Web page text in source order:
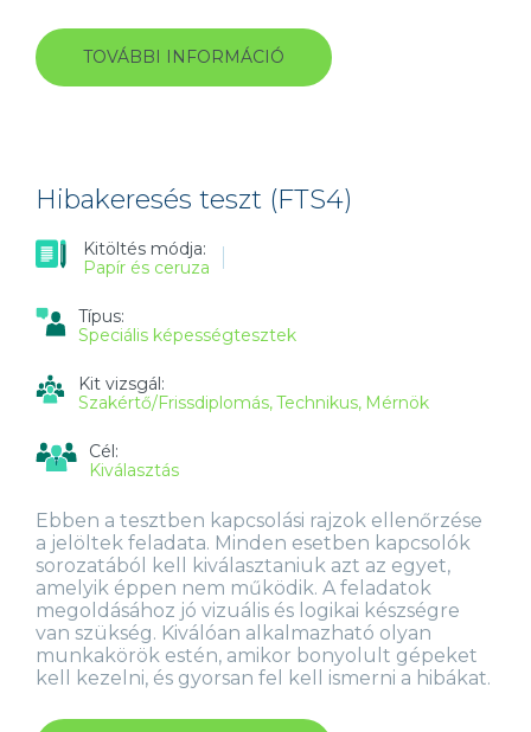
TOVÁBBI INFORMÁCIÓ UTASÍTÁSOK
KÖVETÉSE
Hibakeresés teszt (FTS4)
Kitöltés módja:
Papír és ceruza
Típus:
Speciális képességtesztek
Kit vizsgál:
Szakértő/Frissdiplomás Technikus Mérnök
Cél:
Kiválasztás
Ebben a tesztben kapcsolási rajzok ellenőrzése
a jelöltek feladata. Minden esetben kapcsolók
sorozatából kell kiválasztaniuk azt az egyet,
amelyik éppen nem működik. A feladatok
megoldásához jó vizuális és logikai készségre
van szükség. Kiválóan alkalmazható olyan
munkakörök estén, amikor bonyolult gépeket
kell kezelni, és gyorsan fel kell ismerni a hibákat.